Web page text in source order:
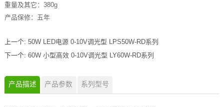
重量及其它：380g
产品保修：五年
上一个:50W LED电源 0-10V调光型 LPS50W-RD系列
下一个:60W 小型高效 0-10V调光型 LY60W-RD系列
产品描述 产品参数 系列型号